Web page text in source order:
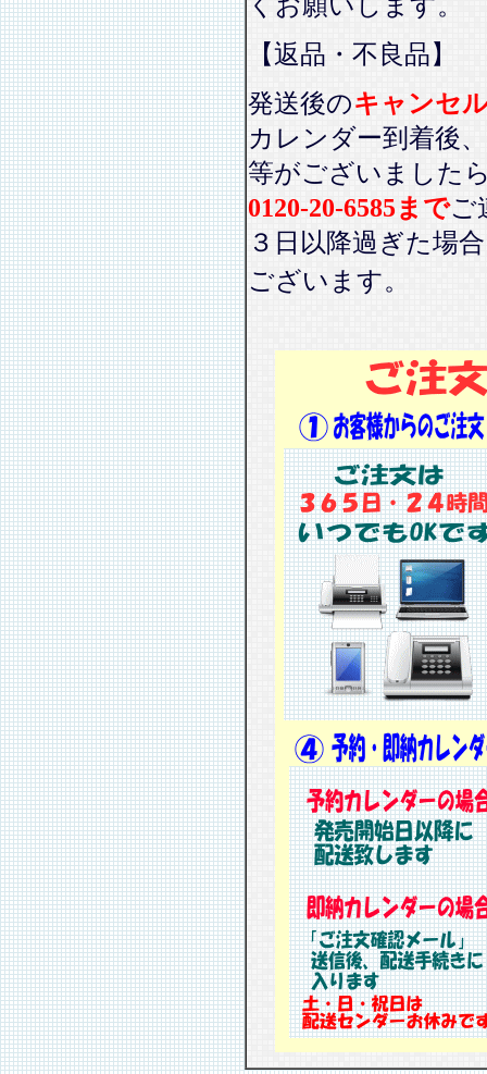
【返品・不良品】
発送後のキャンセ
カレンダー到着後、
等がございました
0120-20-6585までご
３日以降過ぎた場
ございます。